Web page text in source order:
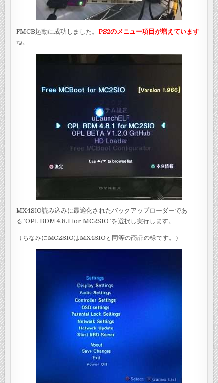
FMCB起動に成功しました。 PS2のメニュー項目が増えています
ね。
MX4SIO読み込みに最適化されたバックアップローダーであ
る”OPL BDM 4.8.1 for MC2SIO”を選択し実行します。
（ちなみにMC2SIOはMX4SIOと同等の商品の様です。）